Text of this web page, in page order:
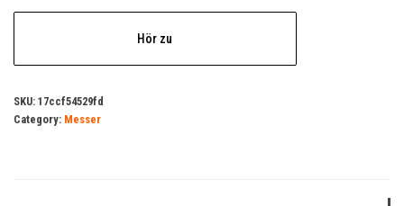
Hör zu
SKU: 17ccf54529fd
Category: Messer